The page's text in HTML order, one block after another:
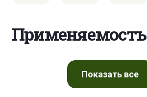
Применяемость
Показатьвсе